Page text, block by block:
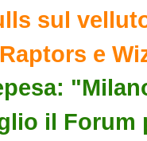
sul
e
il Forum